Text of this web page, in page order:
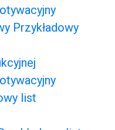
Przykładowy
list